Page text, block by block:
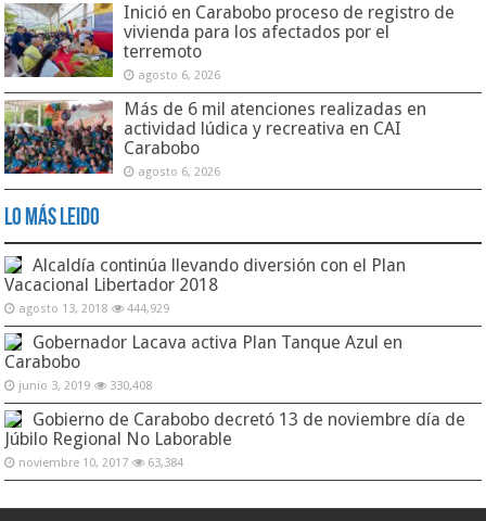
Inició en Carabobo proceso de registro de
vivienda para los afectados por el
terremoto
agosto 6, 2026
Más de 6 mil atenciones realizadas en
actividad lúdica y recreativa en CAI
Carabobo
agosto 6, 2026
Lo Más Leido
Alcaldía continúa llevando diversión con el Plan
Vacacional Libertador 2018
agosto 13, 2018 444,929
Gobernador Lacava activa Plan Tanque Azul en
Carabobo
junio 3, 2019 330,408
Gobierno de Carabobo decretó 13 de noviembre día de
Júbilo Regional No Laborable
noviembre 10, 2017 63,384